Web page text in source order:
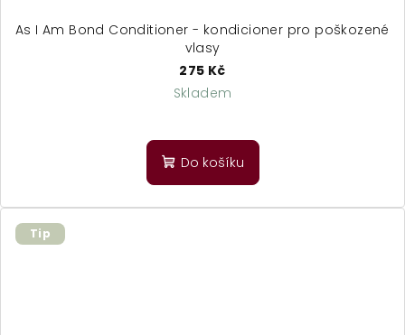
As I Am Bond Conditioner - kondicioner pro poškozené
vlasy
275 Kč
Skladem
Do košíku
Tip